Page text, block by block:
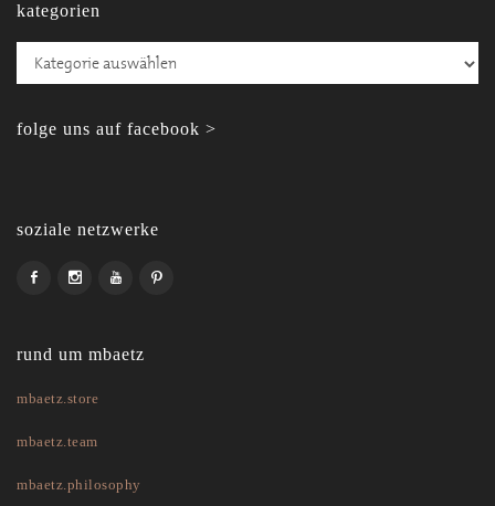
kategorien
Kategorien
folge uns auf facebook >
soziale netzwerke
rund um mbaetz
mbaetz.store
mbaetz.team
mbaetz.philosophy